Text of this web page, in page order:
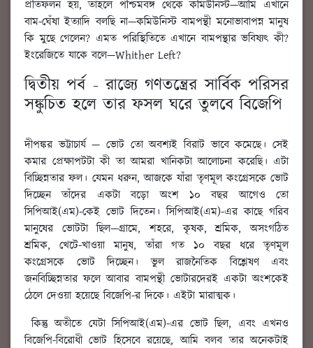
প্রতিফলন হয়, তাহলে পশ্চিমবঙ্গ থেকে কমিউনিস্ট—আমি এখানে
বাম-ঘেঁষা ইত্যাদি বলছি না—কমিউনিস্ট বামপন্থী মনোভাবাপন্ন মানুষ
কি মুছে গেলেন? এমত পরিস্থিতিতে এখানে বামপন্থার ভবিষ্যৎ কী?
ইংরেজিতে যাকে বলে—Whither Left?
দ্বিতীয় পর্ব - রাজ্যে গণতন্ত্রের সার্বিক পরিসর
সঙ্কুচিত হলে তার ফসল ঘরে তুলবে বিজেপি
দীপঙ্কর ভট্টাচার্য — ভোট তো অবশ্যই বিরাট ভাবে কমেছে। সেই
কমার প্রেক্ষাপটটা কী তা আমরা খানিকটা আলোচনা করেছি। এটা
বিচ্ছিন্নতার ফল। যেমন ধরুন, আজকে যাঁরা তৃণমূল কংগ্রেসকে ভোট
দিচ্ছেন তাঁদের একটা বড়ো অংশ ১০ বছর আগেও তো
সিপিআই(এম)-কেই ভোট দিতেন। সিপিআই(এম)-এর কাছে গরিব
মানুষের ভোটটা ছিল—গ্রামে, শহরে, কৃষক, শ্রমিক, অসংগঠিত
শ্রমিক, খেটে-খাওয়া মানুষ, তাঁরা গত ১০ বছর ধরে তৃণমূল
কংগ্রেসকে ভোট দিচ্ছেন। ভুল রাজনৈতিক বিশ্লেষণ এবং
জনবিচ্ছিন্নতার ফলে আবার বামপন্থী ভোটারদেরই একটা অংশকেই
ঠেলে দেওয়া হয়েছে বিজেপি-র দিকে। এইটা মারাত্মক।
কিন্তু অতীতে যেটা সিপিআই(এম)-এর ভোট ছিল, এবং এখনও
বিজেপি-বিরোধী ভোট হিসেবে রয়েছে, আমি বলব তার অনেকটাই